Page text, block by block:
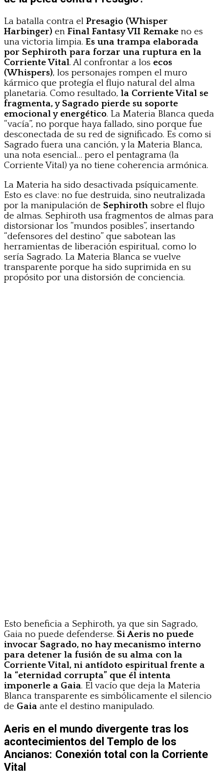
La batalla contra el Presagio (Whisper
Harbinger) en Final Fantasy VII Remake no es
una victoria limpia. Es una trampa elaborada
por Sephiroth para forzar una ruptura en la
Corriente Vital. Al confrontar a los ecos
(Whispers), los personajes rompen el muro
kármico que protegía el flujo natural del alma
planetaria. Como resultado, la Corriente Vital se
fragmenta, y Sagrado pierde su soporte
emocional y energético. La Materia Blanca queda
“vacía”, no porque haya fallado, sino porque fue
desconectada de su red de significado. Es como si
Sagrado fuera una canción, y la Materia Blanca,
una nota esencial… pero el pentagrama (la
Corriente Vital) ya no tiene coherencia armónica.
La Materia ha sido desactivada psíquicamente.
Esto es clave: no fue destruida, sino neutralizada
por la manipulación de Sephiroth sobre el flujo
de almas. Sephiroth usa fragmentos de almas para
distorsionar los “mundos posibles”, insertando
“defensores del destino” que sabotean las
herramientas de liberación espiritual, como lo
sería Sagrado. La Materia Blanca se vuelve
transparente porque ha sido suprimida en su
propósito por una distorsión de conciencia.
Esto beneficia a Sephiroth, ya que sin Sagrado,
Gaia no puede defenderse. Si Aeris no puede
invocar Sagrado, no hay mecanismo interno
para detener la fusión de su alma con la
Corriente Vital, ni antídoto espiritual frente a
la “eternidad corrupta” que él intenta
imponerle a Gaia. El vacío que deja la Materia
Blanca transparente es simbólicamente el silencio
de Gaia ante el destino manipulado.
Aeris en el mundo divergente tras los
acontecimientos del Templo de los
Ancianos: Conexión total con la Corriente
Vital